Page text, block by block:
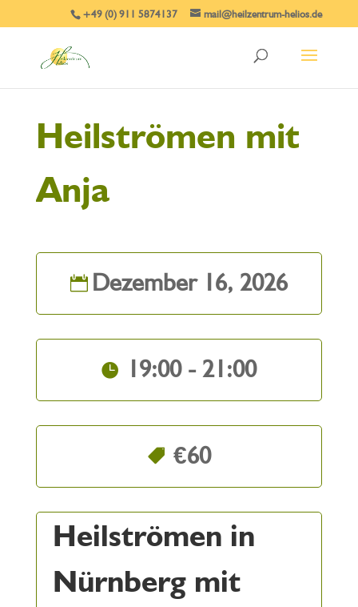
+49 (0) 911 5874137 mail@heilzentrum-helios.de
Heilströmen mit
Anja
Dezember 16, 2026
19:00 - 21:00
€60
Heilströmen in
Nürnberg mit